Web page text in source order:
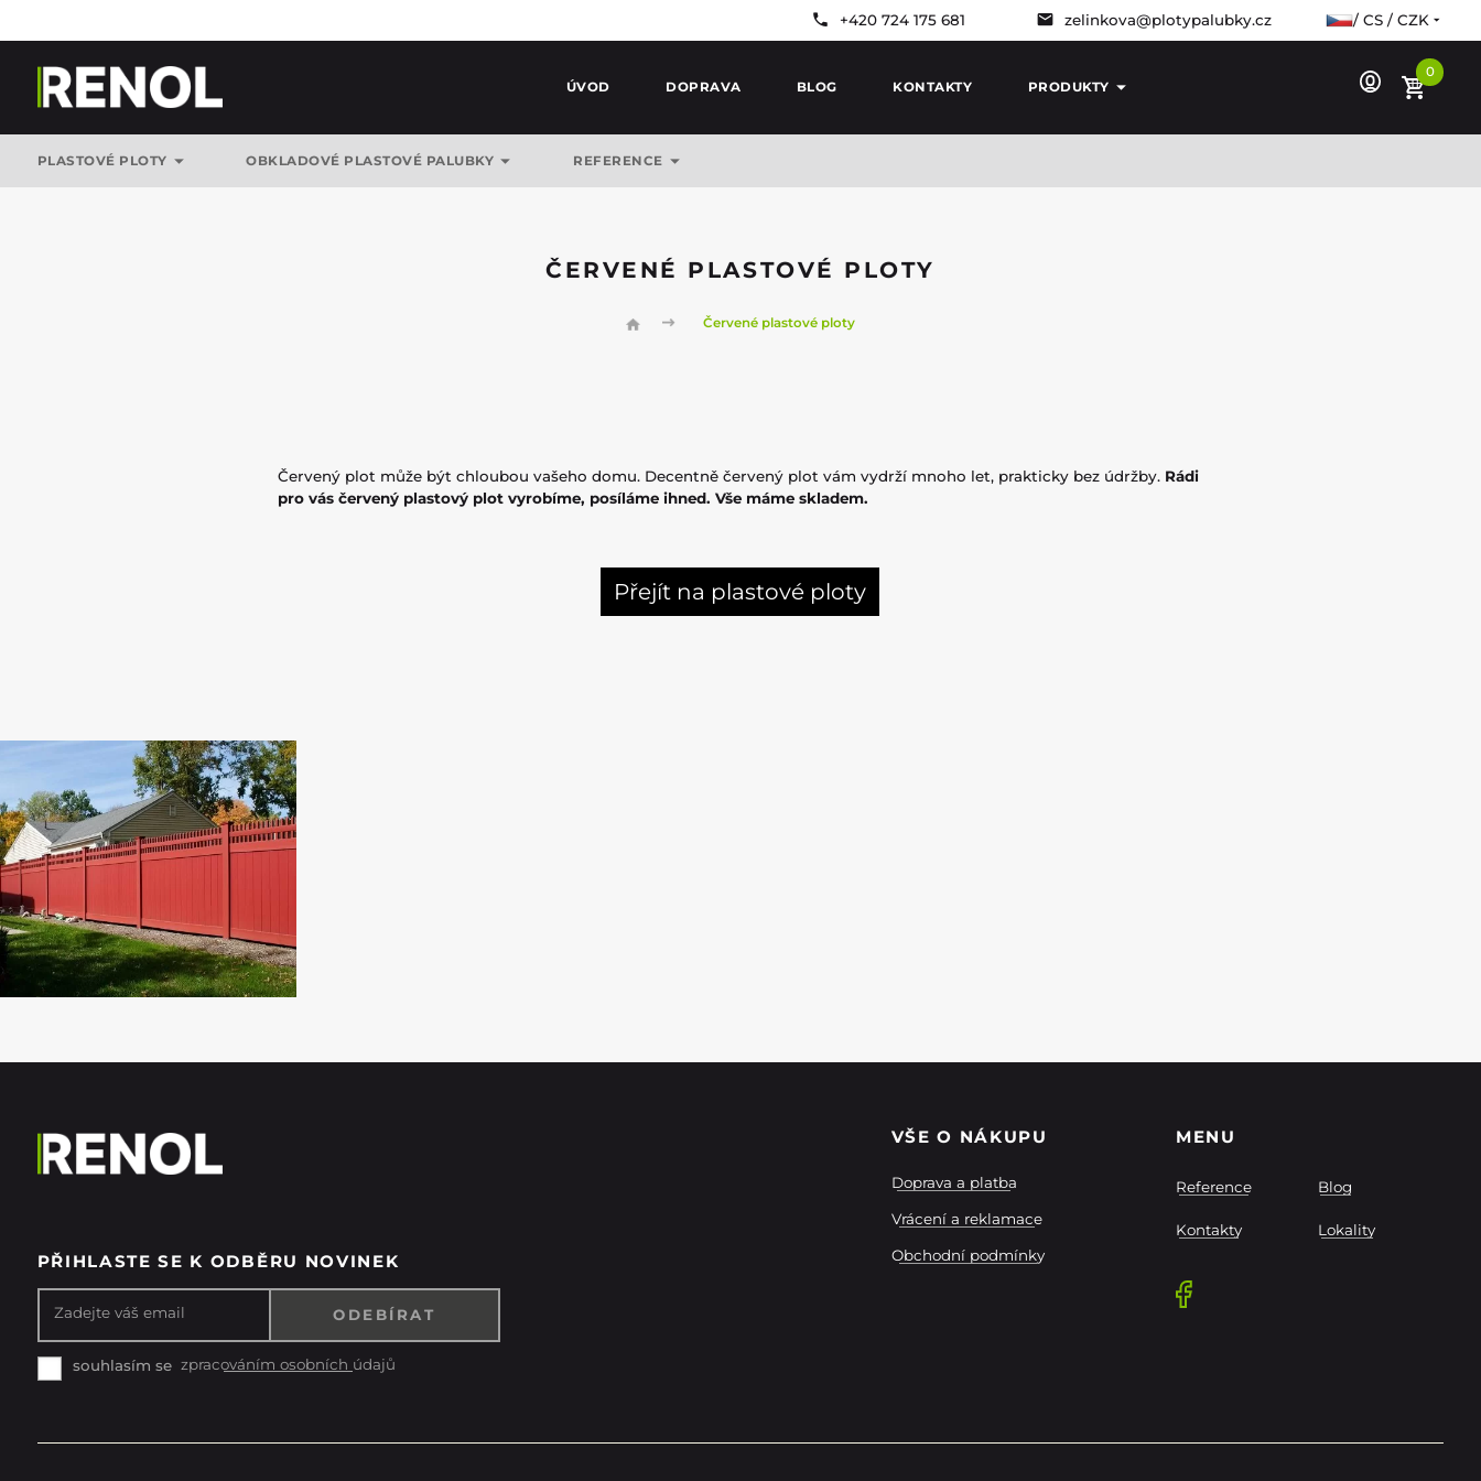
+420 724 175 681 zelinkova@plotypalubky.cz / CS / CZK
ÚVOD DOPRAVA BLOG KONTAKTY PRODUKTY
0
PLASTOVÉ PLOTY OBKLADOVÉ PLASTOVÉ PALUBKY REFERENCE
ČERVENÉ PLASTOVÉ PLOTY
Červené plastové ploty
Červený plot může být chloubou vašeho domu. Decentně červený plot vám vydrží mnoho let, prakticky bez údržby. Rádi
pro vás červený plastový plot vyrobíme, posíláme ihned. Vše máme skladem.
Přejít na plastové ploty
PŘIHLASTE SE K ODBĚRU NOVINEK
Zadejte váš email
souhlasím se zpracováním osobních údajů
VŠE O NÁKUPU
Doprava a platba
Vrácení a reklamace
Obchodní podmínky
MENU
Reference Blog
Kontakty Lokality